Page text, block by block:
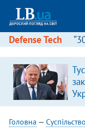
Defense Tech
Головна — Суспільство